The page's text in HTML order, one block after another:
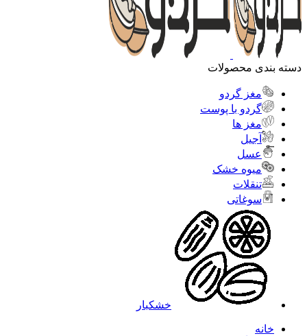
دسته بندی محصولات
مغز گردو
گردو با پوست
مغز ها
آجیل
عسل
میوه خشک
تنقلات
سوغاتی
خشکبار
خانه